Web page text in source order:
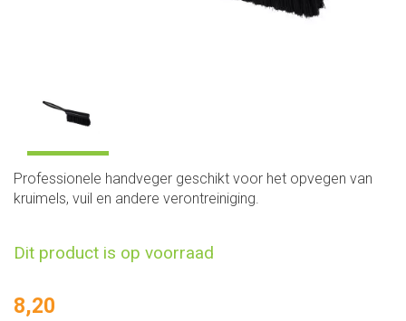
Professionele handveger geschikt voor het opvegen van
kruimels, vuil en andere verontreiniging.
Dit product is op voorraad
8,20